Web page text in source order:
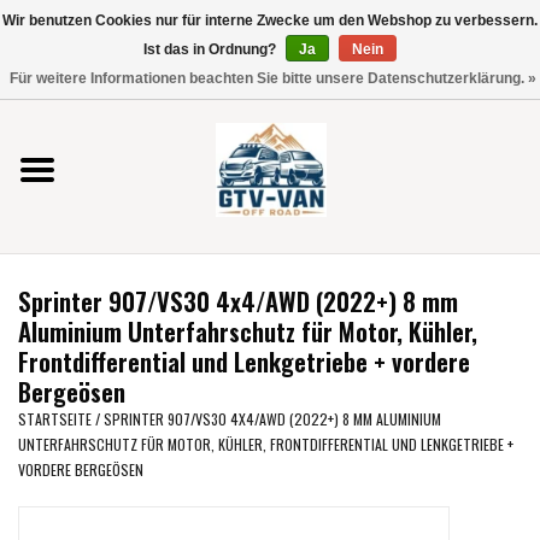
Verwende
die
nach
oben
und
unten,
verfügbare
Ergebnis
auszuwählen.
die
Eingabetaste,
Vito / V-Klasse 447
Viano /Vito 639
VW T7 2025
VW T6
VW T5
Sprinter 907/VS30 4x4/AWD (2022+) 8 mm
Aluminium Unterfahrschutz für Motor, Kühler,
Frontdifferential und Lenkgetriebe + vordere
Bergeösen
STARTSEITE/SPRINTER 907/VS30 4X4/AWD (2022+) 8 MM ALUMINIUM
UNTERFAHRSCHUTZ FÜR MOTOR, KÜHLER, FRONTDIFFERENTIAL UND LENKGETRIEBE +
VORDERE BERGEÖSEN
Wir benutzen Cookies nur für interne Zwecke um den Webshop zu verbessern.
Ist das in Ordnung?
Ja
Nein
Für weitere Informationen beachten Sie bitte unsere Datenschutzerklärung. »